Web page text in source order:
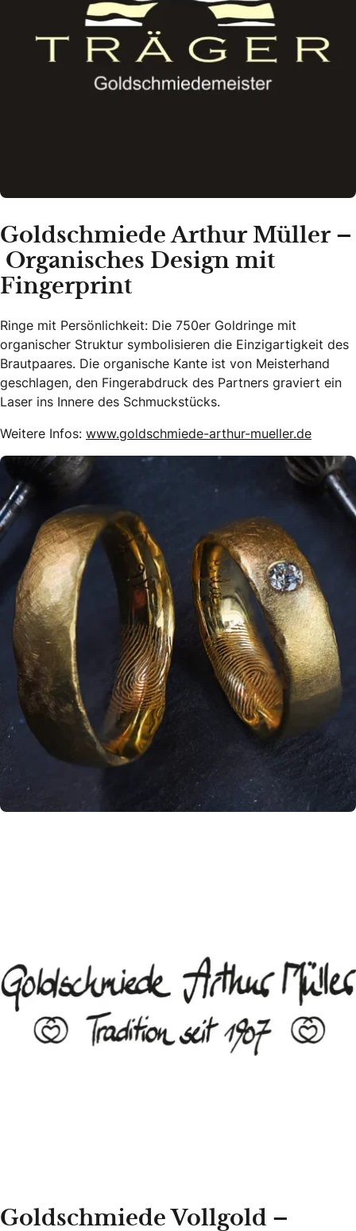
Goldschmiede Arthur Müller –
Organisches Design mit
Fingerprint
Ringe mit Persönlichkeit: Die 750er Goldringe mit
organischer Struktur symbolisieren die Einzigartigkeit des
Brautpaares. Die organische Kante ist von Meisterhand
geschlagen, den Fingerabdruck des Partners graviert ein
Laser ins Innere des Schmuckstücks.
Weitere Infos: www.goldschmiede-arthur-mueller.de
Goldschmiede Vollgold –